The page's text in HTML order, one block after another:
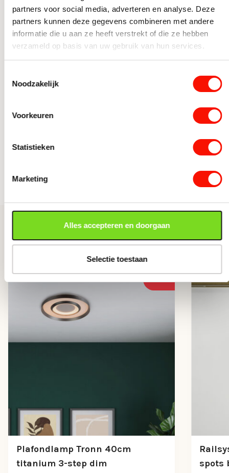
partners voor social media, adverteren en analyse. Deze
partners kunnen deze gegevens combineren met andere
informatie die u aan ze heeft verstrekt of die ze hebben
verzameld op basis van uw gebruik van hun services.
Noodzakelijk
Voorkeuren
Statistieken
Marketing
Alles accepteren en doorgaan
Selectie toestaan
Vorm Rond
Aantal lichtbronnen 1
Ruimte Woonkamer, Slaapkamer
Woonstijl
Wattage per
Fitting
44.5
Verstelbaar Nee, niet verstelbaar
Te vinden in
Houten plafondlampen
Plafondlampen Slaapkamer
Plafondventilatoren met lamp
Woonkamerlampen
Anderen bekeken ook
Plafondlamp Tronn 40cm
titanium 3-step dim
spots